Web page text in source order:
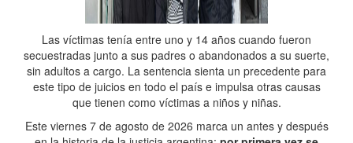
Las víctimas tenía entre uno y 14 años cuando fueron
secuestradas junto a sus padres o abandonados a su suerte,
sin adultos a cargo. La sentencia sienta un precedente para
este tipo de juicios en todo el país e impulsa otras causas
que tienen como víctimas a niños y niñas.
Este viernes 7 de agosto de 2026 marca un antes y después